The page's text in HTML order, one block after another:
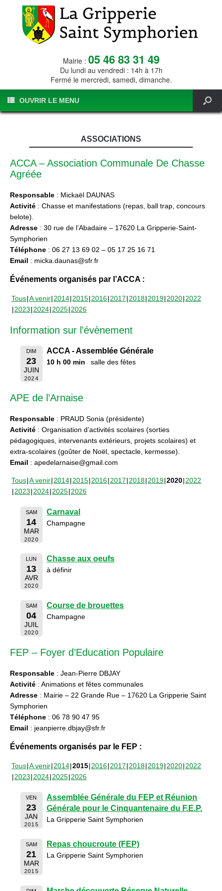
Mairie : 05 46 83 31 49
Du lundi au vendredi : 14h à 17h
Fermé le mercredi, samedi, dimanche.
OUVRIR LE MENU
ASSOCIATIONS
ACCA – Association Communale De Chasse
Agréée
Responsable : Mickaël DAUNAS
Activité : Chasse et manifestations (repas, ball trap, concours
belote).
Adresse : 30 rue de l’Abadaire – 17620 La Gripperie-Saint-
Symphorien
Téléphone : 06 27 13 69 02 – 05 17 25 16 71
Email : micka.daunas@sfr.fr
Événements organisés par l’ACCA :
Tous A venir 2014 2015 2016 2017 2018 2019 2020 2022
2023 2024 2025 2026
Information sur l'évènement
DIM
23
JUIN
2024
ACCA - Assemblée Générale
10 h 00 min salle des fêtes
APE de l’Arnaise
Responsable : PRAUD Sonia (présidente)
Activité : Organisation d’activités scolaires (sorties
pédagogiques, intervenants extérieurs, projets scolaires) et
extra-scolaires (goûter de Noël, spectacle, kermesse).
Email : apedelarnaise@gmail.com
Tous A venir 2014 2015 2016 2017 2018 2019 2020 2022
2023 2024 2025 2026
SAM
14
MAR
2020
Carnaval
Champagne
LUN
13
AVR
2020
Chasse aux oeufs
à définir
SAM
04
JUIL
2020
Course de brouettes
Champagne
FEP – Foyer d’Education Populaire
Responsable : Jean-Pierre DBJAY
Activité : Animations et fêtes communales
Adresse : Mairie – 22 Grande Rue – 17620 La Gripperie Saint
Symphorien
Téléphone : 06 78 90 47 95
Email : jeanpierre.dbjay@sfr.fr
Événements organisés par le FEP :
Tous A venir 2014 2015 2016 2017 2018 2019 2020 2022
2023 2024 2025 2026
VEN
23
JAN
2015
Assemblée Générale du FEP et Réunion
Générale pour le Cinquantenaire du F.E.P.
La Gripperie Saint Symphorien
SAM
21
MAR
2015
Repas choucroute (FEP)
La Gripperie Saint Symphorien